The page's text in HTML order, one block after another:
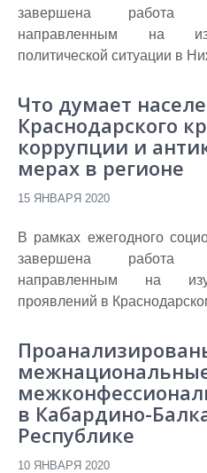
завершена работа
направленным на
политической ситуации в
Что думает
Краснодарского
коррупции и
мерах в регионе
15 ЯНВАРЯ 2020
В рамках ежегодного
завершена работа
направленным на
проявлений в
в Кабардино-
Республике
10 ЯНВАРЯ 2020